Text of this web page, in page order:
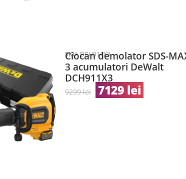
SKU:DCH911X3
Ciocan demolator SDS-
3 acumulatori DeWalt
DCH911X3
9299lei 7129 lei